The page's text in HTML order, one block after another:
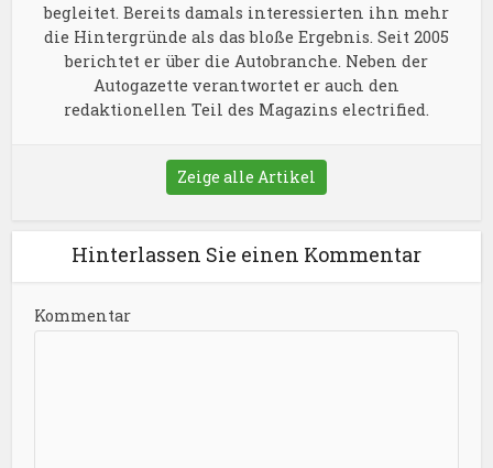
begleitet. Bereits damals interessierten ihn mehr
die Hintergründe als das bloße Ergebnis. Seit 2005
berichtet er über die Autobranche. Neben der
Autogazette verantwortet er auch den
redaktionellen Teil des Magazins electrified.
Zeige alle Artikel
Hinterlassen Sie einen Kommentar
Kommentar